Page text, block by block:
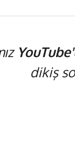
dikiş